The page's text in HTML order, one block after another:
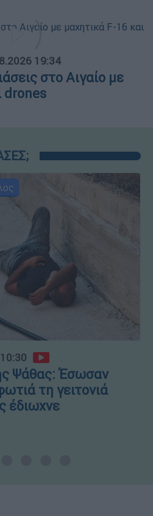
19:34
στο Αιγαίο με
drones
Ψάθας: Έσωσαν
τη γειτονιά
έδιωχνε